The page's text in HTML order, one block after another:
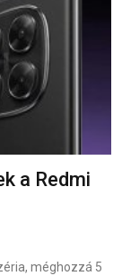
a Redmi
méghozzá 5